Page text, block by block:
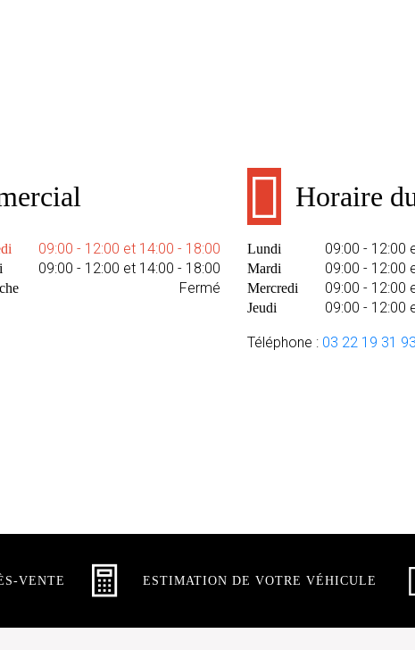
09:00 - 12:00 et 14:00 - 18:00
09:00 - 12:00 et 14:00 - 18:00
Fermé
Horaire
Lundi 09:00 - 12:00
Mardi 09:00 - 12:00
Mercredi 09:00 - 12:00
Jeudi 09:00 - 12:00
Téléphone : 03 22 19 31 93
VENTE ESTIMATION DE VOTRE VÉHICULE